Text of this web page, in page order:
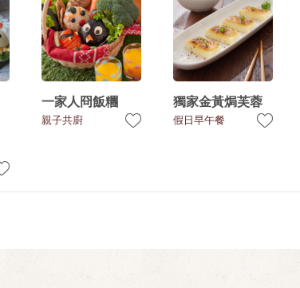
一家人冏飯糰
親子共廚
獨家金黃焗芙蓉
假日早午餐